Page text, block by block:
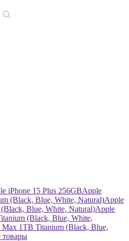
iPhone 15 Plus 256GBApple
(Black, Blue, White, Natural)Apple
Blue, White, Natural)Apple
(Black, Blue, White,
Max 1TB Titanium (Black, Blue,
товары